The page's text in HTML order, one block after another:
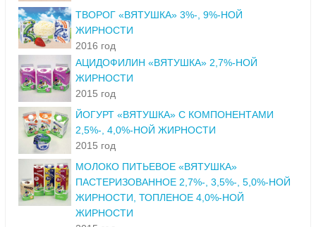
ТВОРОГ «ВЯТУШКА» 3%-, 9%-НОЙ
ЖИРНОСТИ
2016 год
АЦИДОФИЛИН «ВЯТУШКА» 2,7%-НОЙ
ЖИРНОСТИ
2015 год
ЙОГУРТ «ВЯТУШКА» С КОМПОНЕНТАМИ
2,5%-, 4,0%-НОЙ ЖИРНОСТИ
2015 год
МОЛОКО ПИТЬЕВОЕ «ВЯТУШКА»
ПАСТЕРИЗОВАННОЕ 2,7%-, 3,5%-, 5,0%-НОЙ
ЖИРНОСТИ, ТОПЛЕНОЕ 4,0%-НОЙ
ЖИРНОСТИ